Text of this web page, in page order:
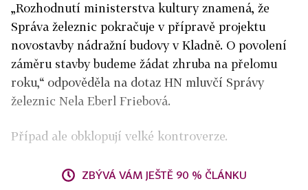
„Rozhodnutí ministerstva kultury znamená, že
Správa železnic pokračuje v přípravě projektu
novostavby nádražní budovy v Kladně. O povolení
záměru stavby budeme žádat zhruba na přelomu
roku,“ odpověděla na dotaz HN mluvčí Správy
železnic Nela Eberl Friebová.
Případ ale obklopují velké kontroverze.
ZBÝVÁ VÁM JEŠTĚ 90 % ČLÁNKU